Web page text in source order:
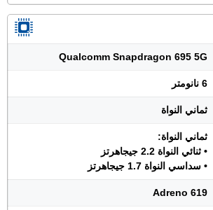
Qualcomm Snapdragon 695 5G
6 نانومتر
ثماني النواة
ثماني النواة:
• ثنائي النواة 2.2 جيجاهرتز
• سداسي النواة 1.7 جيجاهرتز
Adreno 619